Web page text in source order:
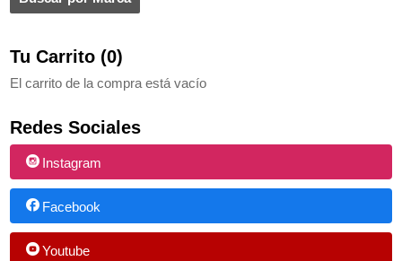
Tu Carrito (0)
El carrito de la compra está vacío
Redes Sociales
Instagram
Facebook
Youtube